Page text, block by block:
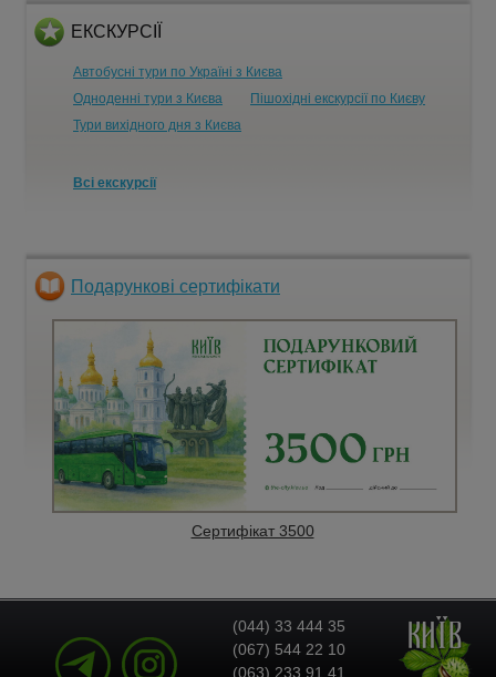
ЕКСКУРСІЇ
Автобусні тури по Україні з Києва
Одноденні тури з Києва
Пішохідні екскурсії по Києву
Тури вихідного дня з Києва
Всі екскурсії
Подарункові сертифікати
Сертифікат 3500
(044) 33 444 35
(067) 544 22 10
(063) 233 91 41